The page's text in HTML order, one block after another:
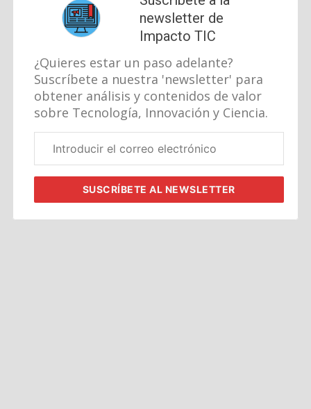
newsletter de
Impacto TIC
¿Quieres estar un paso adelante?
Suscríbete a nuestra 'newsletter' para
obtener análisis y contenidos de valor
sobre Tecnología, Innovación y Ciencia.
electrónico
SUSCRÍBETEAL NEWSLETTER